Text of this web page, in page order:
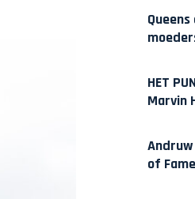
HET
Marvin
of Fame